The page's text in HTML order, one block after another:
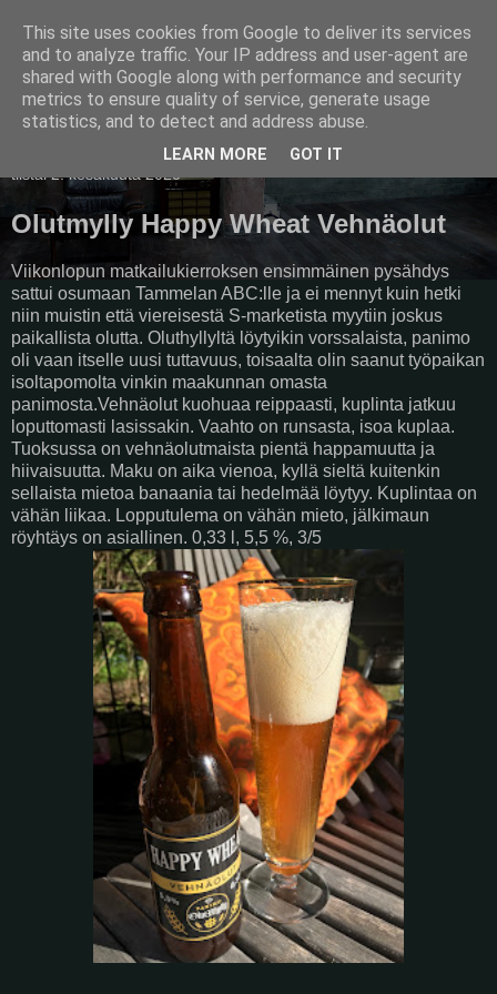
Pullollinen
tiistai 2. kesäkuuta 2020
Olutmylly Happy Wheat Vehnäolut
Viikonlopun matkailukierroksen ensimmäinen pysähdys
sattui osumaan Tammelan ABC:lle ja ei mennyt kuin hetki
niin muistin että viereisestä S-marketista myytiin joskus
paikallista olutta. Oluthyllyltä löytyikin vorssalaista, panimo
oli vaan itselle uusi tuttavuus, toisaalta olin saanut työpaikan
isoltapomolta vinkin maakunnan omasta
panimosta.Vehnäolut kuohuaa reippaasti, kuplinta jatkuu
loputtomasti lasissakin. Vaahto on runsasta, isoa kuplaa.
Tuoksussa on vehnäolutmaista pientä happamuutta ja
hiivaisuutta. Maku on aika vienoa, kyllä sieltä kuitenkin
sellaista mietoa banaania tai hedelmää löytyy. Kuplintaa on
vähän liikaa. Lopputulema on vähän mieto, jälkimaun
röyhtäys on asiallinen. 0,33 l, 5,5 %, 3/5
This site uses cookies from Google to deliver its services
and to analyze traffic. Your IP address and user-agent are
shared with Google along with performance and security
metrics to ensure quality of service, generate usage
statistics, and to detect and address abuse.
LEARN MORE GOT IT